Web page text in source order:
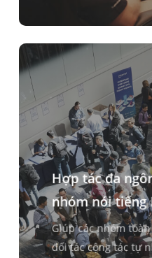
Hợp tác đa
nhóm nói tiếng
Giúp các nhóm
đối tác cộng tác tự